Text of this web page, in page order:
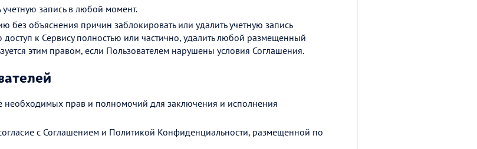
учетную запись в любой момент.
без объяснения причин заблокировать или удалить учетную запись
доступ к Сервису полностью или частично, удалить любой размещенный
этим правом, если Пользователем нарушены условия Соглашения.
необходимых прав и полномочий для заключения и исполнения
с Соглашением и Политикой Конфиденциальности, размещенной по